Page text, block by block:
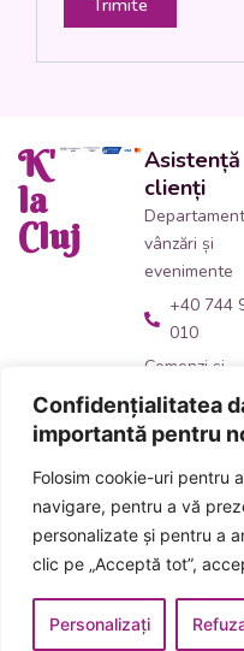
Confidențialitatea
importantă pentru
Folosim cookie-uri pentru
navigare, pentru a vă
personalizate și pentru a
clic pe „Acceptă tot”,
Personalizați
K'
la
Cluj
Asistență
clienți
Departament
vânzări și
evenimente
+40 744
010
Comenzi și
livrări catering
+40 746
Acceptăm
numerar și
inclusiv
de masă
Designed & Developed